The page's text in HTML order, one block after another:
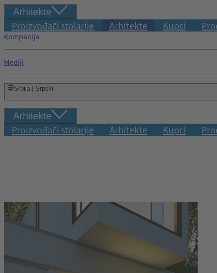
Arhitekte
Proizvođači stolarije Arhitekte Kupci
Kompanija
Mediji
Srbija | Srpski
Arhitekte
Proizvođači stolarije Arhitekte Kupci
Prijava